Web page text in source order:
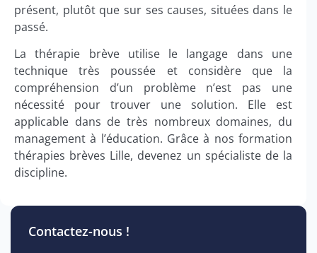
présent, plutôt que sur ses causes, situées dans le
passé.
La thérapie brève utilise le langage dans une
technique très poussée et considère que la
compréhension d’un problème n’est pas une
nécessité pour trouver une solution. Elle est
applicable dans de très nombreux domaines, du
management à l’éducation. Grâce à nos formation
thérapies brèves Lille, devenez un spécialiste de la
discipline.
Contactez-nous !